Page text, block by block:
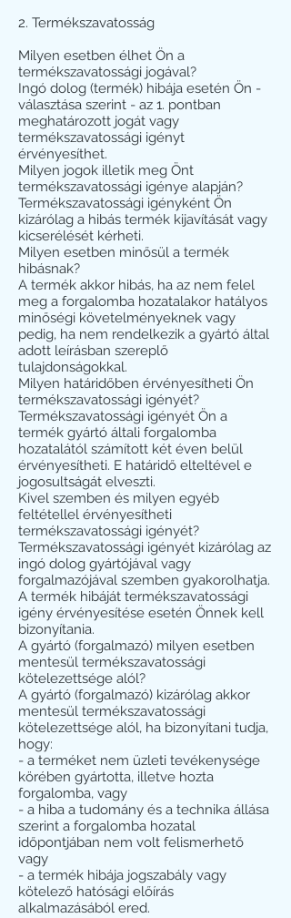
2. Termékszavatosság
Milyen esetben élhet Ön a
termékszavatossági jogával?
Ingó dolog (termék) hibája esetén Ön -
választása szerint - az 1. pontban
meghatározott jogát vagy
termékszavatossági igényt
érvényesíthet.
Milyen jogok illetik meg Önt
termékszavatossági igénye alapján?
Termékszavatossági igényként Ön
kizárólag a hibás termék kijavítását vagy
kicserélését kérheti.
Milyen esetben minősül a termék
hibásnak?
A termék akkor hibás, ha az nem felel
meg a forgalomba hozatalakor hatályos
minőségi követelményeknek vagy
pedig, ha nem rendelkezik a gyártó által
adott leírásban szereplő
tulajdonságokkal.
Milyen határidőben érvényesítheti Ön
termékszavatossági igényét?
Termékszavatossági igényét Ön a
termék gyártó általi forgalomba
hozatalától számított két éven belül
érvényesítheti. E határidő elteltével e
jogosultságát elveszti.
Kivel szemben és milyen egyéb
feltétellel érvényesítheti
termékszavatossági igényét?
Termékszavatossági igényét kizárólag az
ingó dolog gyártójával vagy
forgalmazójával szemben gyakorolhatja.
A termék hibáját termékszavatossági
igény érvényesítése esetén Önnek kell
bizonyítania.
A gyártó (forgalmazó) milyen esetben
mentesül termékszavatossági
kötelezettsége alól?
A gyártó (forgalmazó) kizárólag akkor
mentesül termékszavatossági
kötelezettsége alól, ha bizonyítani tudja,
hogy:
- a terméket nem üzleti tevékenysége
körében gyártotta, illetve hozta
forgalomba, vagy
- a hiba a tudomány és a technika állása
szerint a forgalomba hozatal
időpontjában nem volt felismerhető
vagy
- a termék hibája jogszabály vagy
kötelező hatósági előírás
alkalmazásából ered.